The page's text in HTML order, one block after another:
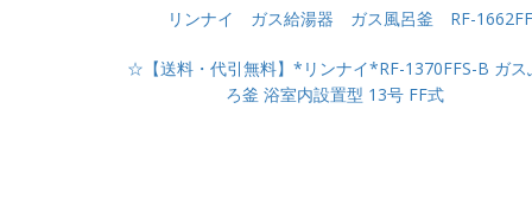
リンナイ ガス給湯器 ガス風呂釜 RF-
☆【送料・代引無料】*リンナイ*RF-1370FFS-B ガス
ろ釜 浴室内設置型 13号 FF式